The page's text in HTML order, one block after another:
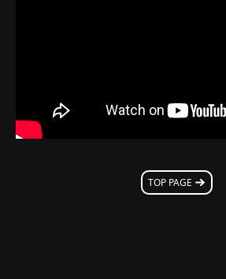
TOP PAGE